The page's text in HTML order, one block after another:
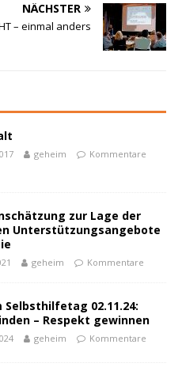
NÄCHSTER
– einmal anders
geheim
Kommentare
zur Lage der
Unterstützungsangebote
geheim
Kommentare
Selbsthilfetag 02.11.24:
– Respekt gewinnen
geheim
Kommentare